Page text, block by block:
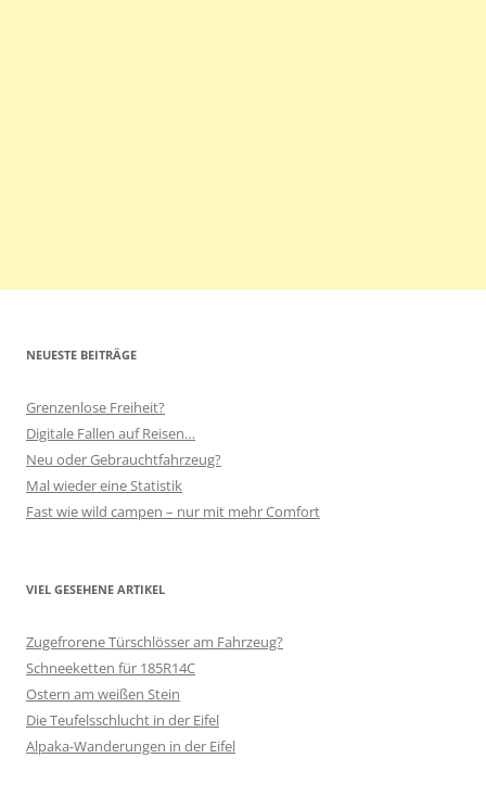
NEUESTE BEITRÄGE
Grenzenlose Freiheit?
Digitale Fallen auf Reisen…
Neu oder Gebrauchtfahrzeug?
Mal wieder eine Statistik
Fast wie wild campen – nur mit mehr Comfort
VIEL GESEHENE ARTIKEL
Zugefrorene Türschlösser am Fahrzeug?
Schneeketten für 185R14C
Ostern am weißen Stein
Die Teufelsschlucht in der Eifel
Alpaka-Wanderungen in der Eifel